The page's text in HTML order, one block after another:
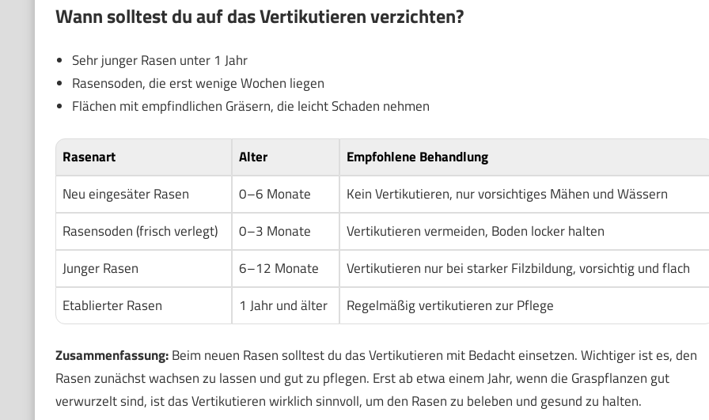
Wann solltest du auf das Vertikutieren verzichten?
Sehr junger Rasen unter 1 Jahr
Rasensoden, die erst wenige Wochen liegen
Flächen mit empfindlichen Gräsern, die leicht Schaden nehmen
Rasenart Alter
Empfohlene Behandlung
Neu eingesäter Rasen
0–6 Monate
Kein Vertikutieren, nur vorsichtiges Mähen und Wässern
Rasensoden (frisch verlegt)
0–3 Monate
Vertikutieren vermeiden, Boden locker halten
Junger Rasen
6–12 Monate
Vertikutieren nur bei starker Filzbildung, vorsichtig und flach
Etablierter Rasen
1 Jahr und älter Regelmäßig vertikutieren zur Pflege
Zusammenfassung:Beim neuen Rasen solltest du das Vertikutieren mit Bedacht einsetzen. Wichtiger ist es, den
Rasen zunächst wachsen zu lassen und gut zu pflegen. Erst ab etwa einem Jahr, wenn die Graspflanzen gut
verwurzelt sind, ist das Vertikutieren wirklich sinnvoll, um den Rasen zu beleben und gesund zu halten.